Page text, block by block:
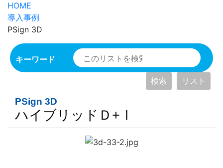
HOME
導入事例
PSign 3D
キーワード
検索 リスト
PSign 3D
ハイブリッドＤ+Ⅰ